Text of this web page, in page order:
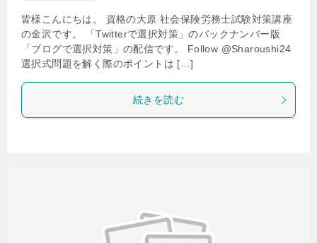
皆様こんにちは。 資格の大原 社会保険労務士試験対策講座
の金沢です。 「Twitterで選択対策」のバックナンバー版
「ブログで選択対策」の配信です。 Follow @Sharoushi24
選択式問題を解く際のポイントは […]
続きを読む